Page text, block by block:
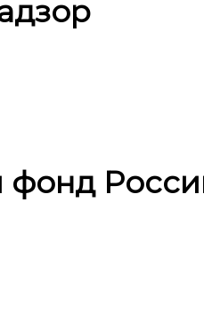
фонд